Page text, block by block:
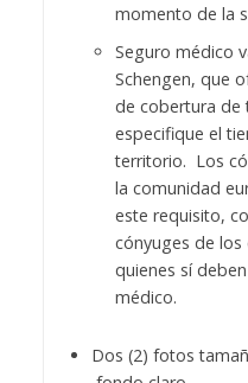
momento de la
Seguro médico
Schengen, que
de cobertura de
especifique el
territorio. Los
la comunidad
este requisito,
cónyuges de los
quienes sí
médico.
Dos (2) fotos